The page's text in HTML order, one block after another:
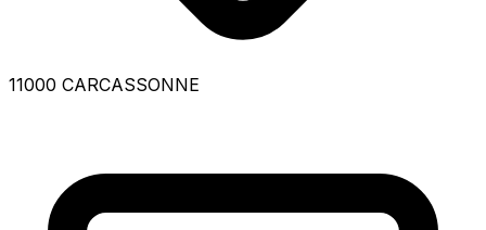
11000 CARCASSONNE